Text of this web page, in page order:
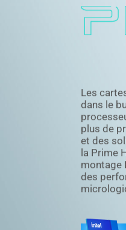
Les
dans le
plus de
et des
la Prime
montage
des